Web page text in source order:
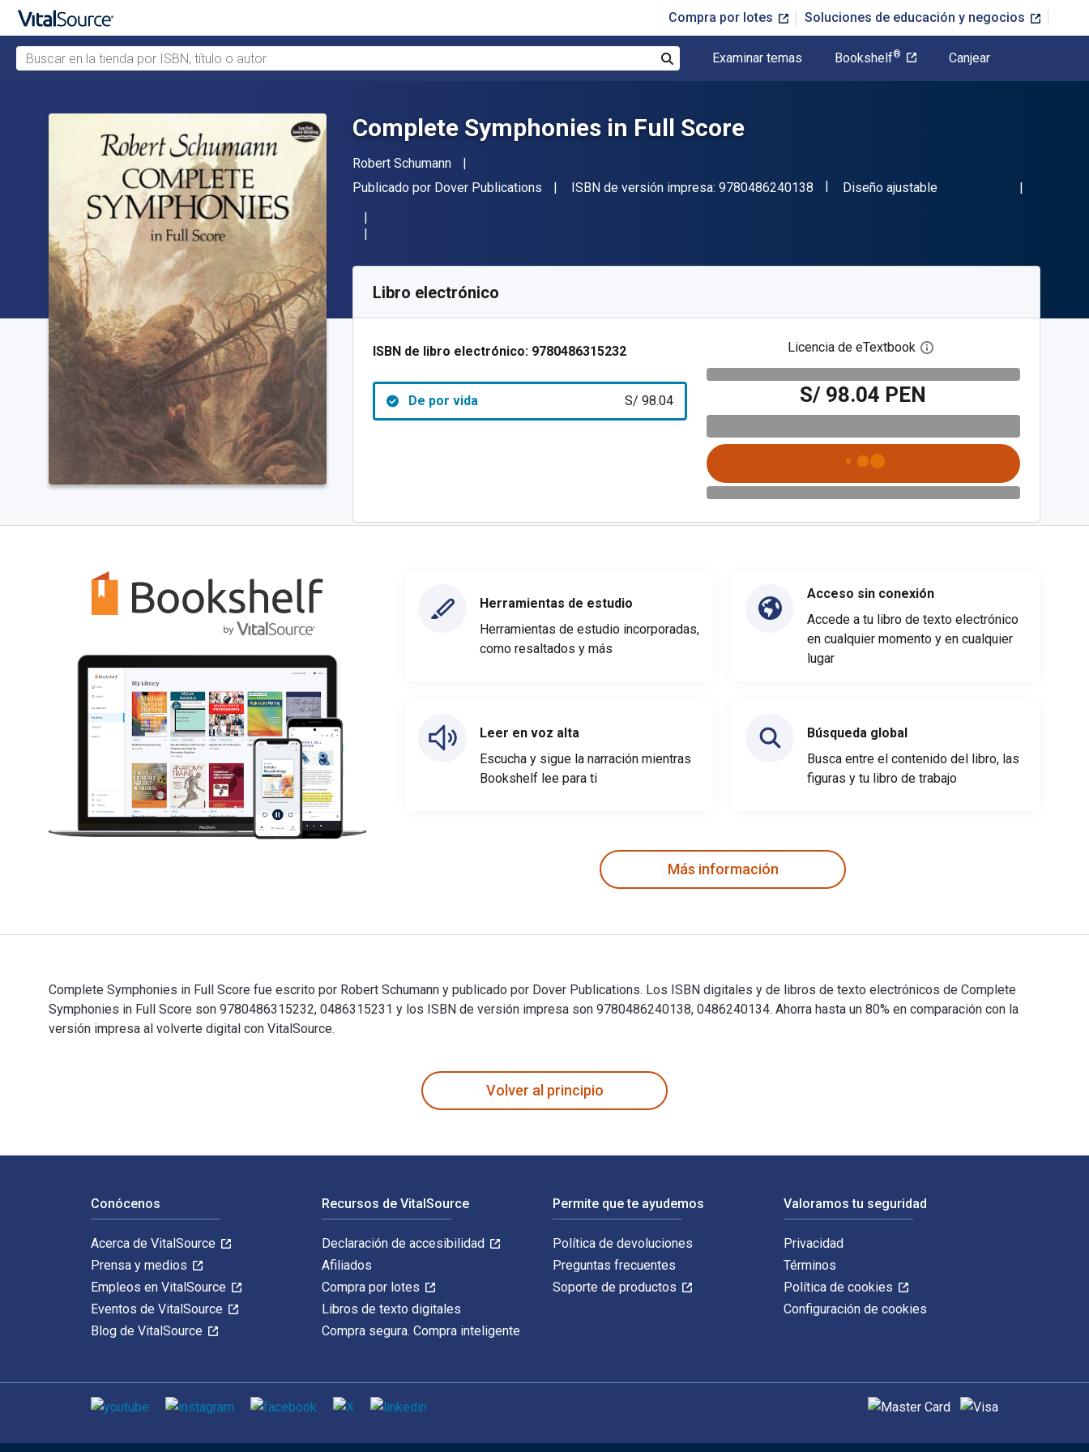
Compra por lotes Soluciones de educación y negocios
Buscar en la tienda por ISBN, título o autor
Examinar temas Bookshelf® Canjear
Complete Symphonies in Full Score
Autor(es)
Robert Schumann
Editor
Publicado por Dover Publications ISBN de versión impresa: 9780486240138 "ISBN-13 9780486240138"
Formato
Diseño ajustable
SKU:
Libro electrónico
ISBN de libro electrónico: 9780486315232
De por vida S/ 98.04
Licencia de eTextbook Abre el cuadro de diálogo
S/ 98.04 PEN
Herramientas de estudio
Herramientas de estudio incorporadas,
como resaltados y más
Leer en voz alta
Escucha y sigue la narración mientras
Bookshelf lee para ti
Acceso sin conexión
Accede a tu libro de texto electrónico
en cualquier momento y en cualquier
lugar
Búsqueda global
Busca entre el contenido del libro, las
figuras y tu libro de trabajo
Más información
Complete Symphonies in Full Score fue escrito por Robert Schumann y publicado por Dover Publications. Los ISBN digitales y de libros de texto electrónicos de Complete
Symphonies in Full Score son 9780486315232, 0486315231 y los ISBN de versión impresa son 9780486240138, 0486240134. Ahorra hasta un 80% en comparación con la
versión impresa al volverte digital con VitalSource.
Volver al principio
Conócenos
Acerca de VitalSource
Prensa y medios
Empleos en VitalSource
Eventos de VitalSource
Blog de VitalSource
Recursos de VitalSource
Declaración de accesibilidad
Afiliados
Compra por lotes
Libros de texto digitales
Compra segura. Compra inteligente
Permite que te ayudemos
Política de devoluciones
Preguntas frecuentes
Soporte de productos
Valoramos tu seguridad
Privacidad
Términos
Política de cookies
Configuración de cookies
Medios de comunicación social Métodos de pago admitidos